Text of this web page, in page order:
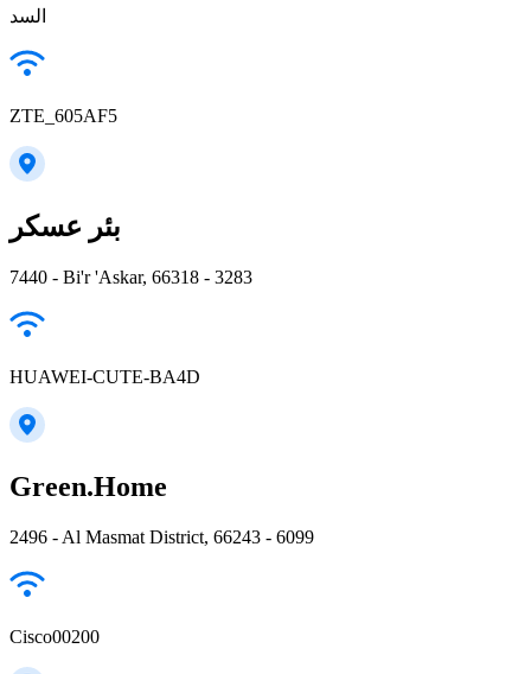
السد
ZTE_605AF5
بئر عسكر
7440 - Bi'r 'Askar, 66318 - 3283
HUAWEI-CUTE-BA4D
Green.Home
2496 - Al Masmat District, 66243 - 6099
Cisco00200